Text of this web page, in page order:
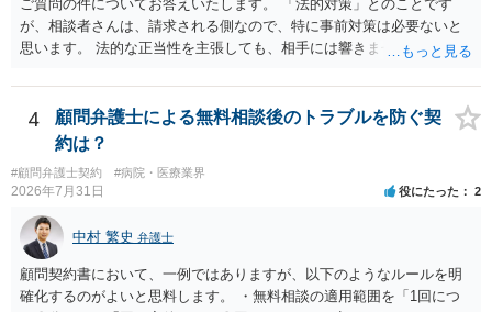
ご質問の件についてお答えいたします。 「法的対策」とのことです
が、相談者さんは、請求される側なので、特に事前対策は必要ないと
思います。 法的な正当性を主張しても、相手には響きません。そもそ
的手段として裁判（おそらく少額訴訟）をするかどうかの問題ですの
で、訴訟を提起してきたら粛々と対応することになります。 少額訴訟
は、１人（１社）年間１０回までしかできないので、こちらが毅然と
支払いを拒否すれば、少額訴訟を提起する可能性は、低いものと思わ
れます。 ただ、裁判を東京などの遠隔地で起こされますと、対応する
だけで費用がかかりますので、難しいところです。 当事者での対応で
すと、押し負けて支払うかもと考えますので、弁護士に依頼するなど
して対応をすれば、より裁判をしてくる可能性は減りますが、当然費
用がかかります。 毅然と拒否して後は裁判するならしてくださいの対
応、弁護士に依頼して同様の対応、裁判してきたら、従業員にて粛々
4
顧問弁護士による無料相談後のトラブルを防ぐ契
約は？
#顧問弁護士契約 #病院・医療業界
2026年7月31日 役にたった 2
中村 繁史 弁護士
顧問契約書において、一例ではありますが、以下のようなルールを明
確化するのがよいと思料します。 ・無料相談の適用範囲を「1回につ